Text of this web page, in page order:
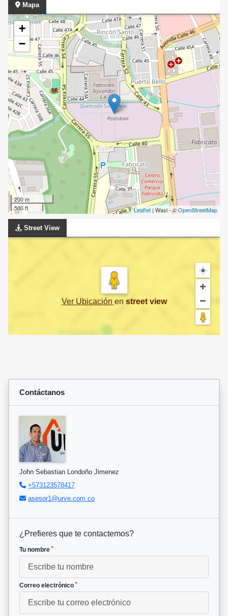
Mapa
+
−
200 m
500 ft
Leaflet | Wasi - ©OpenStreetMap
Street View
Ver Ubicación en street view
Contáctanos
John Sebastian Londoño Jimenez
+573123578417
asesor1@urve.com.co
¿Prefieres que te contactemos?
Tu nombre *
Correo electrónico *